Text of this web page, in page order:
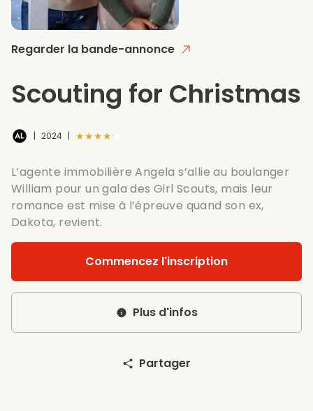
Regarder la bande-annonce
Scouting for Christmas
| 2024 | ★★★★★
L’agente immobilière Angela s’allie au boulanger
William pour un gala des Girl Scouts, mais leur
romance est mise à l’épreuve quand son ex,
Dakota, revient.
Commencez l'inscription
Plus d'infos
Partager